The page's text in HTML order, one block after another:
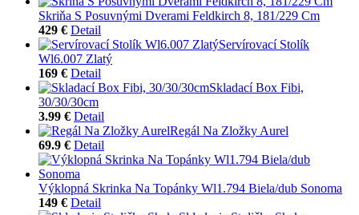
Skriňa S Posuvnými Dverami Feldkirch 8, 181/229 Cm
429 € Detail
Servírovací Stolík
Wl6.007 Zlatý
169 € Detail
Skladací Box Fibi,
30/30/30cm
3.99 € Detail
Regál Na Zložky Aurel
69.9 € Detail
Výklopná Skrinka Na Topánky Wl1.794 Biela/dub Sonoma
149 € Detail